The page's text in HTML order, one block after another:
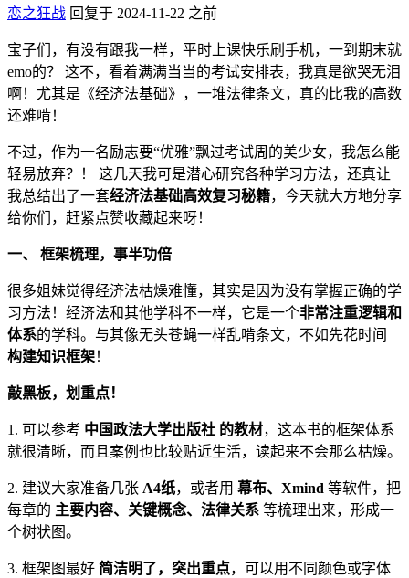
恋之狂战 回复于 2024-11-22 之前
宝子们，有没有跟我一样，平时上课快乐刷手机，一到期末就
emo的？ 这不，看着满满当当的考试安排表，我真是欲哭无泪
啊！尤其是《经济法基础》，一堆法律条文，真的比我的高数
还难啃！
不过，作为一名励志要“优雅”飘过考试周的美少女，我怎么能
轻易放弃？！ 这几天我可是潜心研究各种学习方法，还真让
我总结出了一套经济法基础高效复习秘籍，今天就大方地分享
给你们，赶紧点赞收藏起来呀！
一、 框架梳理，事半功倍
很多姐妹觉得经济法枯燥难懂，其实是因为没有掌握正确的学
习方法！经济法和其他学科不一样，它是一个非常注重逻辑和
体系的学科。与其像无头苍蝇一样乱啃条文，不如先花时间
构建知识框架！
敲黑板，划重点！
1. 可以参考 中国政法大学出版社 的教材，这本书的框架体系
就很清晰，而且案例也比较贴近生活，读起来不会那么枯燥。
2. 建议大家准备几张 A4纸，或者用 幕布、Xmind 等软件，把
每章的 主要内容、关键概念、法律关系 等梳理出来，形成一
个树状图。
3. 框架图最好 简洁明了，突出重点，可以用不同颜色或字体